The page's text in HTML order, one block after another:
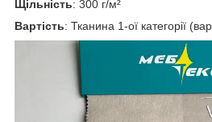
Щільність: 300 г/м²
Вартість: Тканина 1-ої категорії